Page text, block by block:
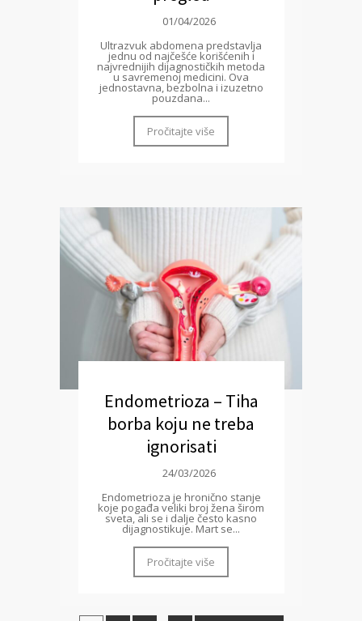
01/04/2026
Ultrazvuk abdomena predstavlja
jednu od najčešće korišćenih i
najvrednijih dijagnostičkih metoda
u savremenoj medicini. Ova
jednostavna, bezbolna i izuzetno
pouzdana...
Pročitajte više
Endometrioza – Tiha
borba koju ne treba
ignorisati
24/03/2026
Endometrioza je hronično stanje
koje pogađa veliki broj žena širom
sveta, ali se i dalje često kasno
dijagnostikuje. Mart se...
Pročitajte više